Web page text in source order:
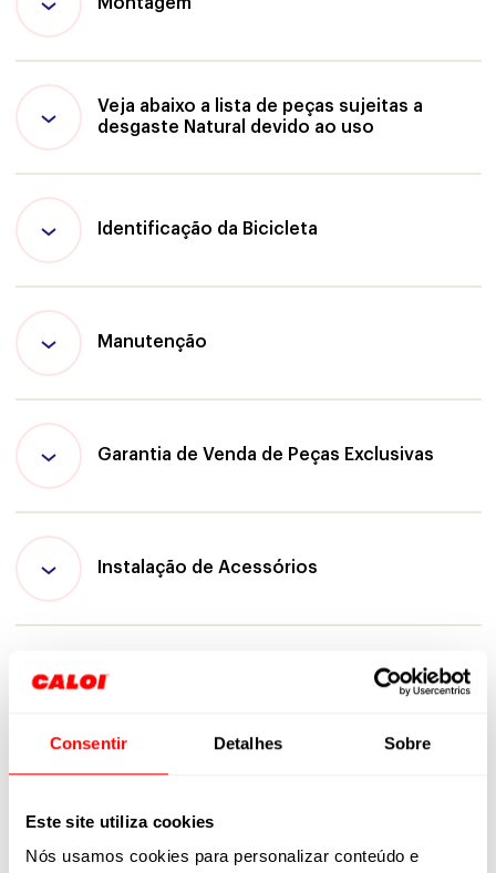
Consentir Detalhes Sobre
Este site utiliza cookies
Nós usamos cookies para personalizar conteúdo e
Montagem
Veja abaixo a lista de peças sujeitas a
desgaste Natural devido ao uso
Identificação da Bicicleta
Manutenção
Garantia de Venda de Peças Exclusivas
Instalação de Acessórios